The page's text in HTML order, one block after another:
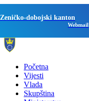
Zeničko-dobojski kanton
Webmail
Početna
Vijesti
Vlada
Skupština